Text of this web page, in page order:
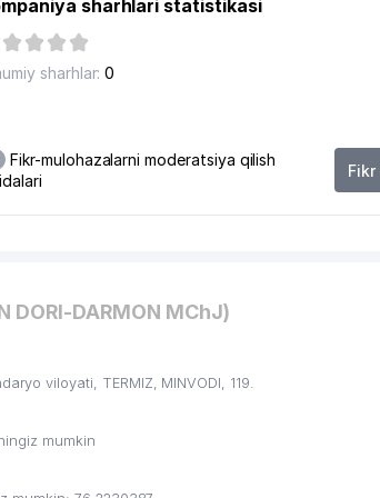
sharhlari statistikasi
sharhlar: 0
Fikr-mulohazalarni moderatsiya qilish
DORI-DARMON MChJ)
viloyati, TERMIZ, MINVODI, 119.
mumkin